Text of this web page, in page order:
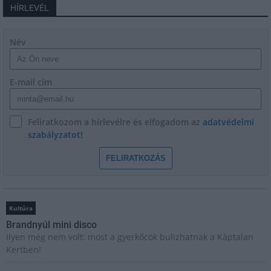
HÍRLEVÉL
Név
E-mail cím
Feliratkozom a hírlevélre és elfogadom az adatvédelmi
szabályzatot!
FELIRATKOZÁS
Kultúra
Brandnyúl mini disco
Ilyen még nem volt: most a gyerkőcök bulizhatnak a Káptalan
Kertben!